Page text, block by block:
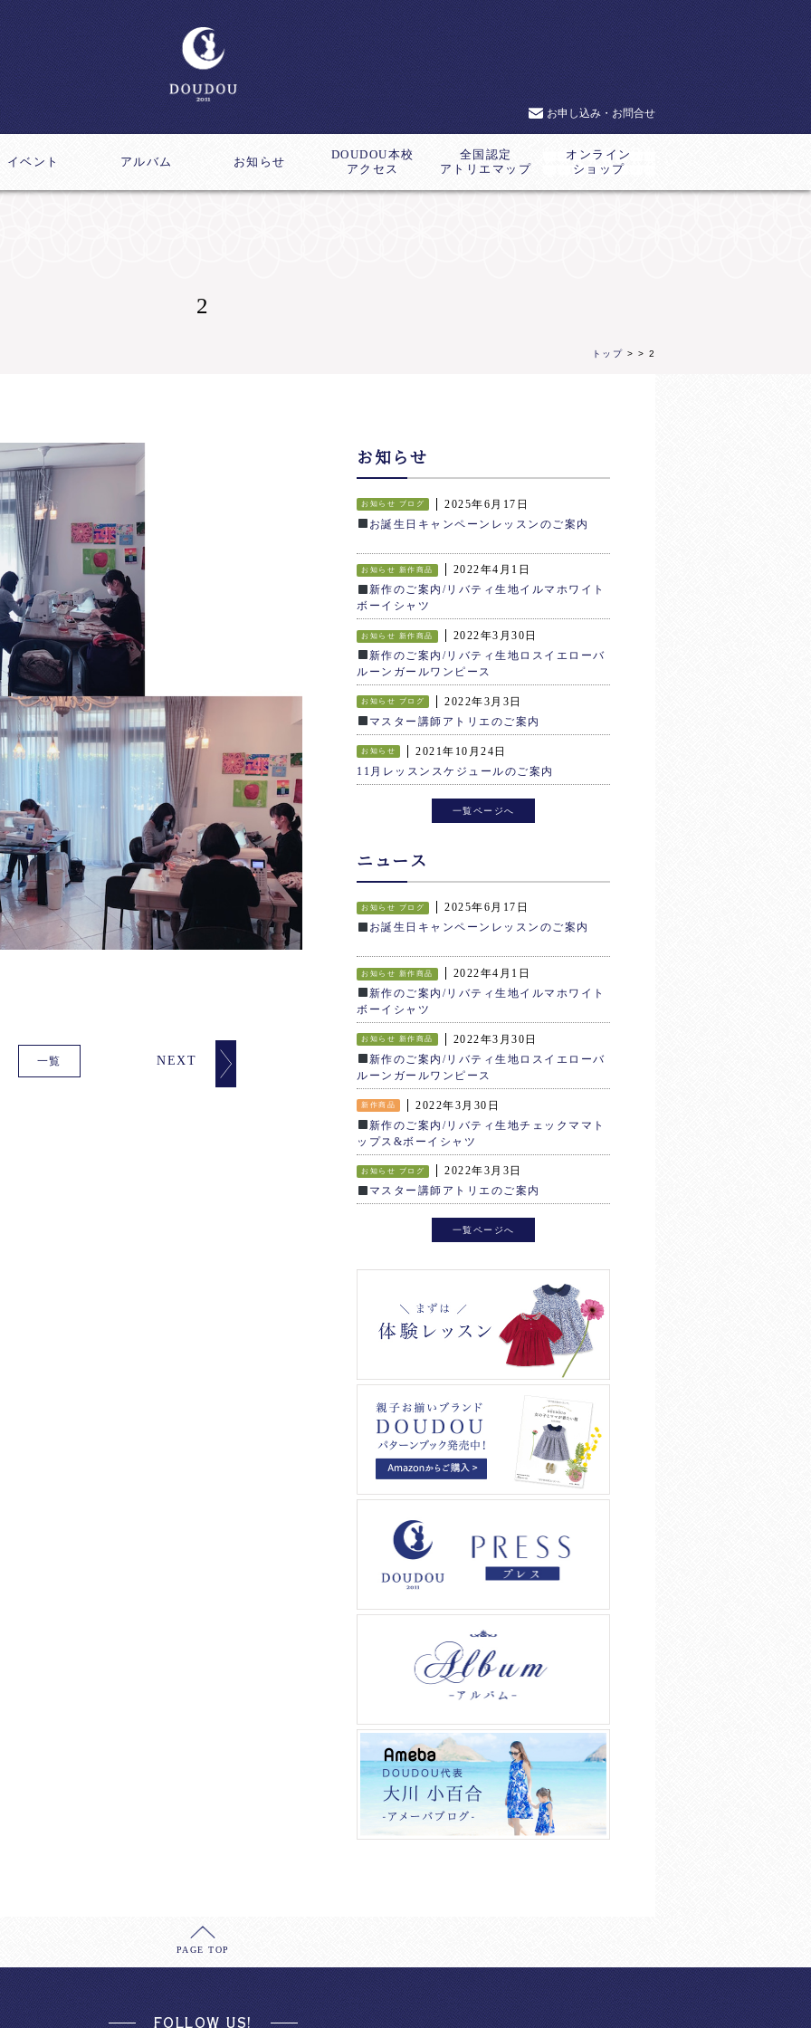
お申し込み・お問合せ
イベント アルバム お知らせ
DOUDOU本校
アクセス
全国認定
アトリエマップ
オンライン
ショップ
2
トップ > > 2
一覧 NEXT
お知らせ
お知らせ ブログ
2025年6月17日
お誕生日キャンペーンレッスンのご案内
お知らせ 新作商品
2022年4月1日
新作のご案内/リバティ生地イルマホワイト
ボーイシャツ
お知らせ 新作商品
2022年3月30日
新作のご案内/リバティ生地ロスイエローバ
ルーンガールワンピース
お知らせ ブログ
2022年3月3日
マスター講師アトリエのご案内
お知らせ
2021年10月24日
11月レッスンスケジュールのご案内
一覧ページへ
ニュース
お知らせ ブログ
2025年6月17日
お誕生日キャンペーンレッスンのご案内
お知らせ 新作商品
2022年4月1日
新作のご案内/リバティ生地イルマホワイト
ボーイシャツ
お知らせ 新作商品
2022年3月30日
新作のご案内/リバティ生地ロスイエローバ
ルーンガールワンピース
新作商品
2022年3月30日
新作のご案内/リバティ生地チェックママト
ップス&ボーイシャツ
お知らせ ブログ
2022年3月3日
マスター講師アトリエのご案内
一覧ページへ
PAGE TOP
FOLLOW US!